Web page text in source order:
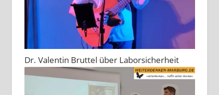
Dr. Valentin Bruttel über Laborsicherheit